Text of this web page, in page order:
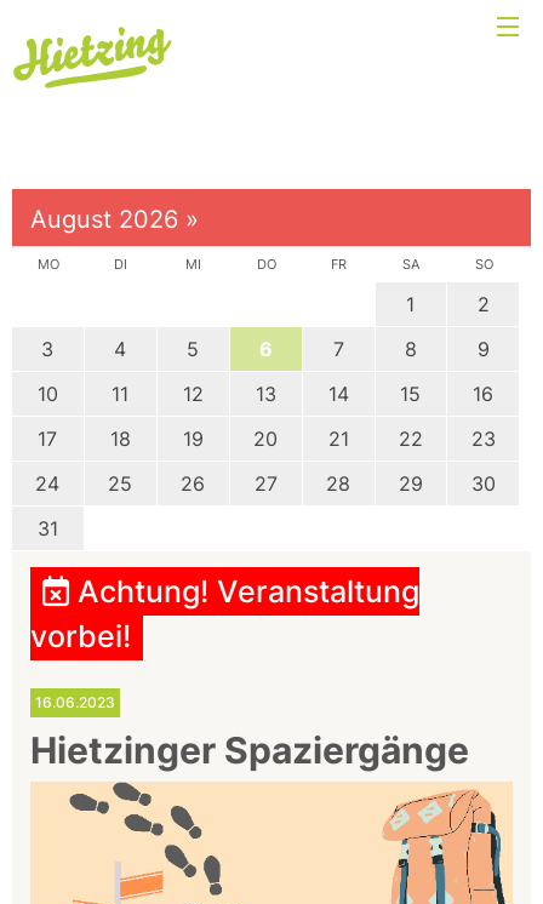
August 2026 »
MO DI MI DO FR SA SO
1
2
3
4 5 6 7 8
9
10
11 12 13 14 15
16
17
18 19 20 21 22
23
24
25 26 27 28 29
30
31
Achtung! Veranstaltung
vorbei!
16.06.2023
Hietzinger Spaziergänge